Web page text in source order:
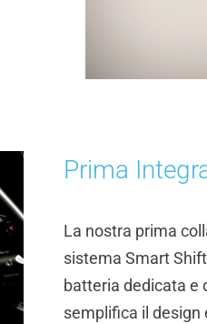
Prima
La nostra prima
sistema Smart
batteria dedicata e
semplifica il design